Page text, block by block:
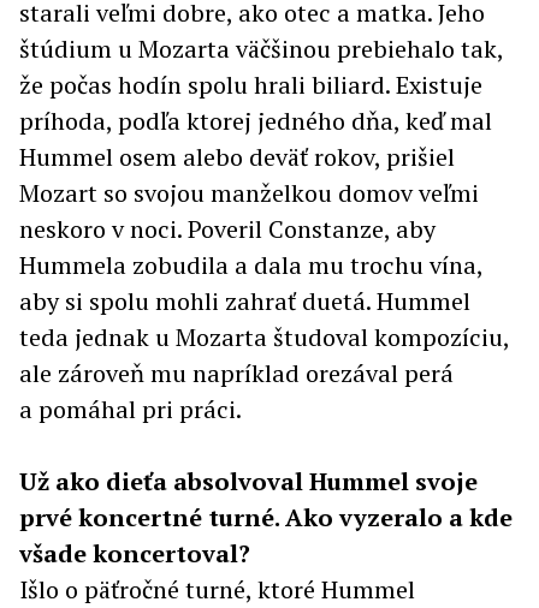
starali veľmi dobre, ako otec a matka. Jeho
štúdium u Mozarta väčšinou prebiehalo tak,
že počas hodín spolu hrali biliard. Existuje
príhoda, podľa ktorej jedného dňa, keď mal
Hummel osem alebo deväť rokov, prišiel
Mozart so svojou manželkou domov veľmi
neskoro v noci. Poveril Constanze, aby
Hummela zobudila a dala mu trochu vína,
aby si spolu mohli zahrať duetá. Hummel
teda jednak u Mozarta študoval kompozíciu,
ale zároveň mu napríklad orezával perá
a pomáhal pri práci.
Už ako dieťa absolvoval Hummel svoje
prvé koncertné turné.Ako vyzeralo a kde
všade koncertoval?
Išlo o päťročné turné, ktoré Hummel